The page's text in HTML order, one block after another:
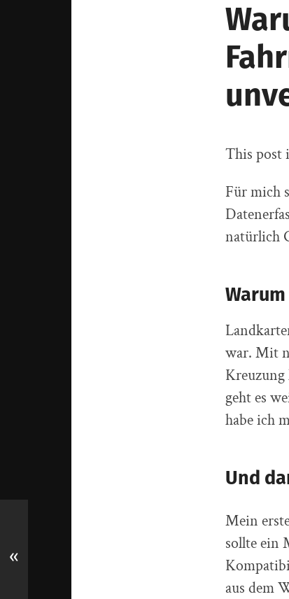
This post
Für mich
natürlich
war. Mit
geht es
habe ich
Und
Mein
sollte ein
aus dem
«